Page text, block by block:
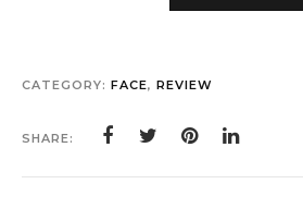
CATEGORY: FACE, REVIEW
SHARE: